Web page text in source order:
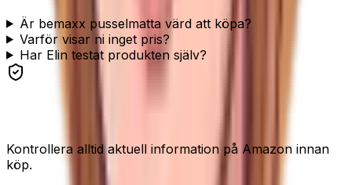
Är bemaxx pusselmatta värd att köpa?
Varför visar ni inget pris?
Har Elin testat produkten själv?
Se produkten
Kontrollera alltid aktuell information på Amazon innan
köp.